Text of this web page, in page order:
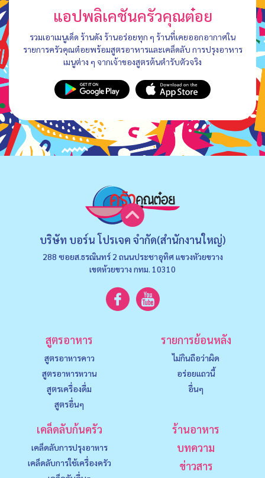
แอปพลิเคชันครัวคุณต๋อย
รวมเอาเมนูเด็ด ร้านดัง ร้านอร่อยทุก ๆ ร้านที่เคยออกอากาศใน
รายการครัวคุณต๋อยพร้อมสูตรอาหารและเคล็ดลับ การปรุงอาหาร
เมนูต่าง ๆ จากเจ้าของสูตรต้นตำรับตัวจริง
บริษัท บอร์น โปรเจค จำกัด(สำนักงานใหญ่)
288 ซอยส.ธรณินทร์ 2 ถนนประชาอุทิศ แขวงหัวยขวาง
เขตห้วยขวาง กทม. 10310
สูตรอาหาร
สูตรอาหารคาว
สูตรอาหารหวาน
สูตรเครื่องดื่ม
สูตรอื่นๆ
รายการย้อนหลัง
ไม่กินถือว่าผิด
อร่อยแถวนี้
อื่นๆ
เคล็ดลับก้นครัว
เคล็ดลับการปรุงอาหาร
เคล็ดลับการใช้เครื่องครัว
ร้านอาหาร
บทความ
ข่าวสาร